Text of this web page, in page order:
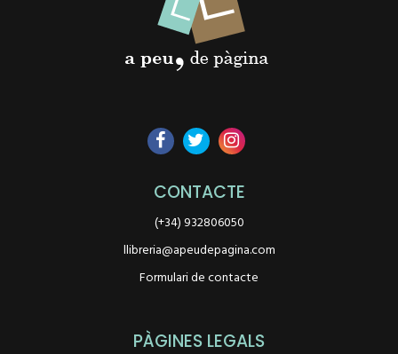
CONTACTE
(+34) 932806050
llibreria@apeudepagina.com
Formulari de contacte
PÀGINES LEGALS